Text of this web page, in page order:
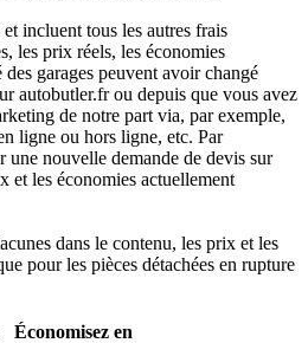
incluent tous les autres frais
les prix réels, les économies
garages peuvent avoir changé
autobutler.fr ou depuis que vous avez
de notre part via, par exemple,
ligne ou hors ligne, etc. Par
une nouvelle demande de devis sur
et les économies actuellement
dans le contenu, les prix et les
pour les pièces détachées en rupture
Économisez en